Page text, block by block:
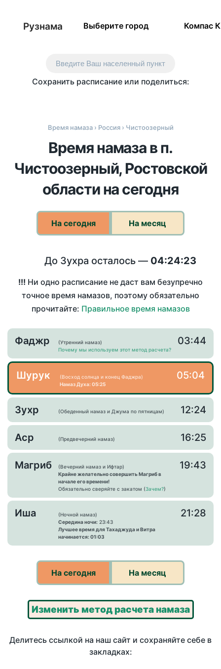
Рузнама Выберите город Компас
Введите Ваш населенный пункт
Сохранить расписание или поделиться:
Время намаза› Россия› Чистоозерный
Время намаза в п.
Чистоозерный, Ростовской
области на сегодня
На сегодня На месяц
До Зухра осталось — 04:24:23
!!! Ни одно расписание не даст вам безупречно
точное время намазов, поэтому обязательно
прочитайте: Правильное время намазов
Фаджр
(Утренний намаз)
Почему мы используем этот метод расчета?
03:44
Шурук
(Восход солнца и конец Фаджра)
Намаз Духа: 05:25
05:04
Зухр (Обеденный намаз и Джума по пятницам) 12:24
Аср (Предвечерний намаз) 16:25
Магриб
(Вечерний намаз и Ифтар)
Крайне желательно совершить Магриб в
начале его времени!
Обязательно сверяйте с закатом (Зачем?)
19:43
Иша
(Ночной намаз)
Середина ночи: 23:43
Лучшее время для Тахаджуда и Витра
начинается: 01:03
21:28
На сегодня На месяц
Изменить метод расчета намаза
Делитесь ссылкой на наш сайт и сохраняйте себе в
закладках: